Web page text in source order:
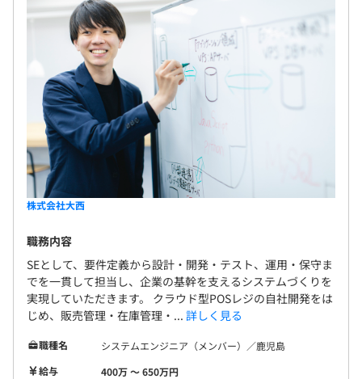
株式会社大西
職務内容
SEとして、要件定義から設計・開発・テスト、運用・保守ま
でを一貫して担当し、企業の基幹を支えるシステムづくりを
実現していただきます。 クラウド型POSレジの自社開発をは
じめ、販売管理・在庫管理・... 詳しく見る
職種名
システムエンジニア（メンバー）／鹿児島
給与
400万 〜 650万円